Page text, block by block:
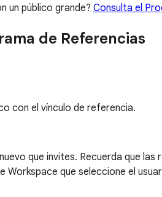
un público grande? Consulta el
de Referencias
con el vínculo de referencia.
que invites. Recuerda que
que seleccione el